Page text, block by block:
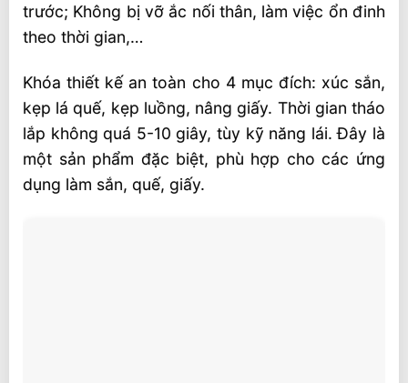
trước; Không bị vỡ ắc nối thân, làm việc ổn đinh
theo thời gian,…
Khóa thiết kế an toàn cho 4 mục đích: xúc sắn,
kẹp lá quế, kẹp luồng, nâng giấy. Thời gian tháo
lắp không quá 5-10 giây, tùy kỹ năng lái. Đây là
một sản phẩm đặc biệt, phù hợp cho các ứng
dụng làm sắn, quế, giấy.